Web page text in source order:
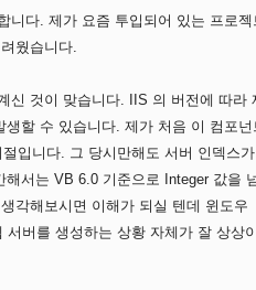
니다. 제가 요즘 투입되어 있는 프로젝
웠습니다.
신 것이 맞습니다. IIS 의 버전에 따라
생할 수 있습니다. 제가 처음 이 컴포넌
입니다. 그 당시만해도 서버 인덱스
서는 VB 6.0 기준으로 Integer 값을
각해보시면 이해가 되실 텐데 윈도우
버를 생성하는 상황 자체가 잘 상상